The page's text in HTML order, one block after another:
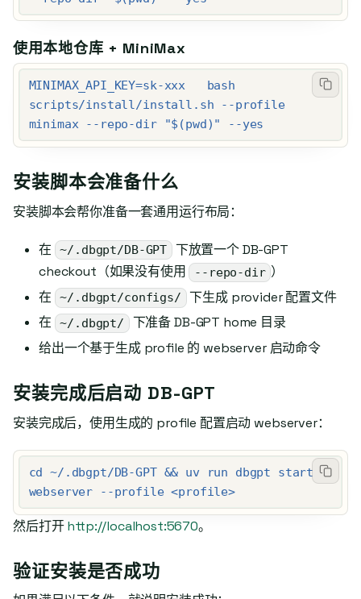
使用本地仓库 + MiniMax
MINIMAX_API_KEY=sk-xxx   bash
scripts/install/install.sh --profile
minimax --repo-dir "$(pwd)" --yes
安装脚本会准备什么
安装脚本会帮你准备一套通用运行布局：
在 ~/.dbgpt/DB-GPT 下放置一个 DB-GPT
checkout（如果没有使用 --repo-dir ）
在
~/.dbgpt/configs/ 下生成 provider 配置文件
在
~/.dbgpt/ 下准备 DB-GPT home 目录
给出一个基于生成 profile 的 webserver 启动命令
安装完成后启动 DB-GPT
安装完成后，使用生成的 profile 配置启动 webserver：
cd ~/.dbgpt/DB-GPT && uv run dbgpt start
webserver --profile <profile>
然后打开http://localhost:5670。
验证安装是否成功